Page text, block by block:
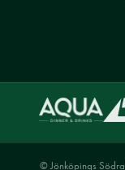
© Jönköpings Södra